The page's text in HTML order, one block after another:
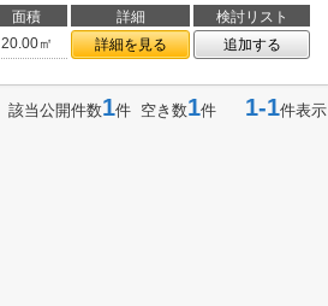
面積 詳細
検討リスト
20.00㎡ 詳細を見る 追加する
該当公開件数1件 空き数1件 1-1件表示